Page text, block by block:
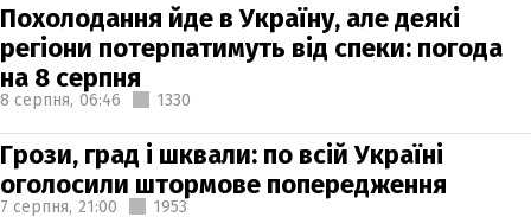
Похолодання йде в Україну, але деякі
регіони потерпатимуть від спеки: погода
на 8 серпня
8 серпня, 06:46 1330
Грози, град і шквали: по всій Україні
оголосили штормове попередження
7 серпня, 21:00 1953